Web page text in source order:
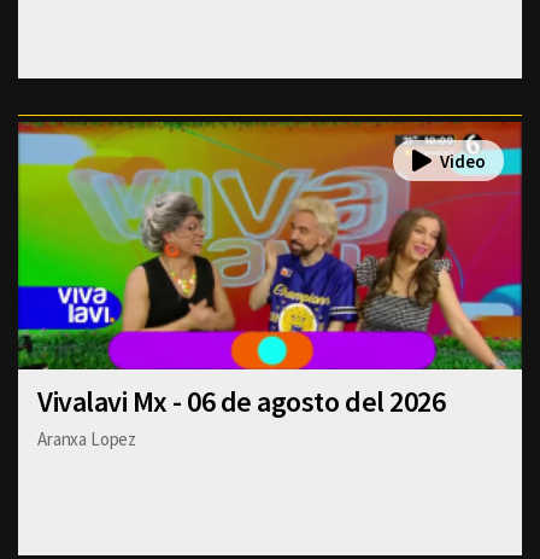
Vivalavi Mx - 06 de agosto del 2026
Aranxa Lopez